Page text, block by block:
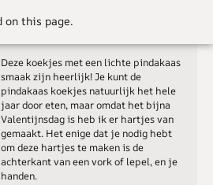
on this page.
Deze koekjes met een lichte pindakaas
smaak zijn heerlijk! Je kunt de
pindakaas koekjes natuurlijk het hele
jaar door eten, maar omdat het bijna
Valentijnsdag is heb ik er hartjes van
gemaakt. Het enige dat je nodig hebt
om deze hartjes te maken is de
achterkant van een vork of lepel, en je
handen.